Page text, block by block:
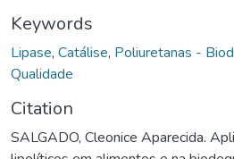
Keywords
Lipase, Catálise, Poliuretanas -
Qualidade
Citation
SALGADO, Cleonice Aparecida.